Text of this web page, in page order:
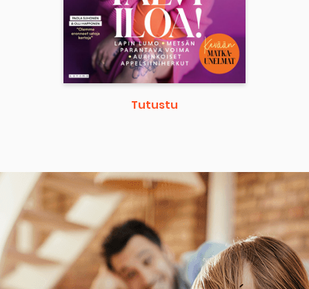
Tutustu